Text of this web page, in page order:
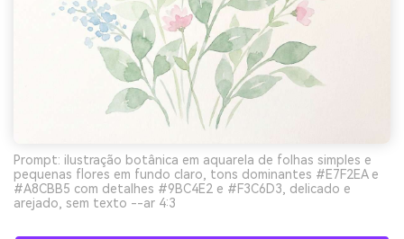
Prompt: ilustração botânica em aquarela de folhas simples e
pequenas flores em fundo claro, tons dominantes #E7F2EA e
#A8CBB5 com detalhes #9BC4E2 e #F3C6D3, delicado e
arejado, sem texto --ar 4:3